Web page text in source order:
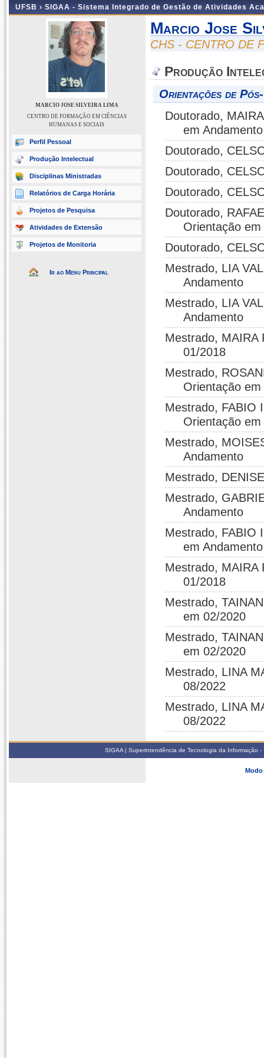
UFSB › SIGAA - Sistema Integrado de Gestão de Atividades
MARCIO JOSE SILVEIRA LIMA
CENTRO DE FORMAÇÃO EM CIÊNCIAS
HUMANAS E SOCIAIS
Perfil Pessoal
Produção Intelectual
Disciplinas Ministradas
Relatórios de Carga Horária
Projetos de Pesquisa
Atividades de Extensão
Projetos de Monitoria
Ir ao Menu Principal
Marcio Jose
CHS - CENTRO DE
Produção
Orientações de
Doutorado,
em Andamento
Doutorado,
Doutorado,
Doutorado,
Doutorado,
Orientação
Doutorado,
Mestrado, LIA
Andamento
Mestrado, LIA
Andamento
Mestrado, MAIRA
01/2018
Mestrado,
Orientação
Mestrado, FABIO
Orientação
Mestrado,
Andamento
Mestrado,
Mestrado,
Andamento
Mestrado, FABIO
em Andamento
Mestrado, MAIRA
01/2018
Mestrado,
em 02/2020
Mestrado,
em 02/2020
Mestrado, LINA
08/2022
Mestrado, LINA
08/2022
SIGAA | Superintendência de Tecnologia da
Modo